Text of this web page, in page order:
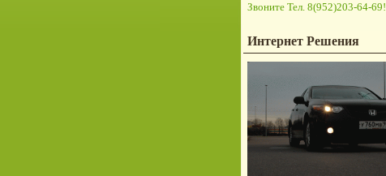
Звоните Тел. 8(952)203-64-69!
Интернет Решения